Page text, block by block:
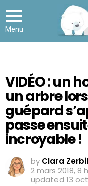
Menu
VIDÉO : un
un arbre
guépard
passe
incroyable !
by Clara
2 mars 2018, 8
updated 13